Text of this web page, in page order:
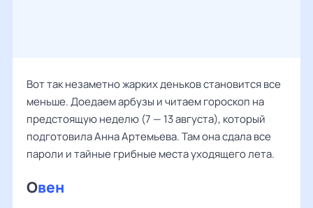
Вот так незаметно жарких деньков становится все
меньше. Доедаем арбузы и читаем гороскоп на
предстоящую неделю (7 — 13 августа), который
подготовилаАнна Артемьева. Там она сдала все
пароли и тайные грибные места уходящего лета.
Овен